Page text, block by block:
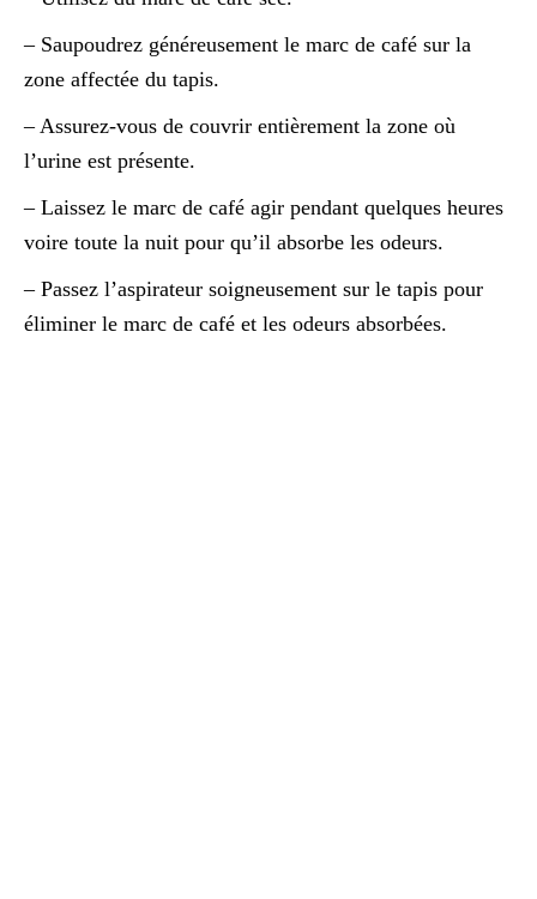
– Saupoudrez généreusement le marc de café sur la
zone affectée du tapis.
– Assurez-vous de couvrir entièrement la zone où
l’urine est présente.
– Laissez le marc de café agir pendant quelques heures
voire toute la nuit pour qu’il absorbe les odeurs.
– Passez l’aspirateur soigneusement sur le tapis pour
éliminer le marc de café et les odeurs absorbées.